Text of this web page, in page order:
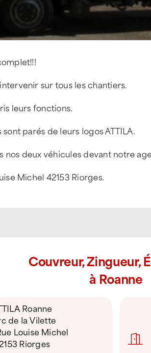
sur tous les chantiers.
leurs fonctions.
parés de leurs logos ATTILA.
nos deux véhicules devant notre
Michel 42153 Riorges.
Couvreur, Zingueur,
à Roanne
Roanne
de la Vilette
Louise Michel
Riorges